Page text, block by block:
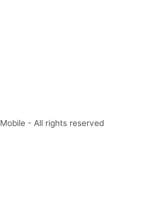
- All rights reserved